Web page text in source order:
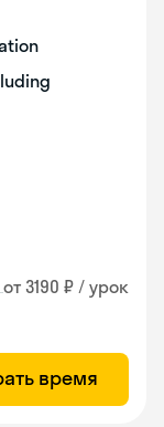
от 3190 ₽ / урок
время